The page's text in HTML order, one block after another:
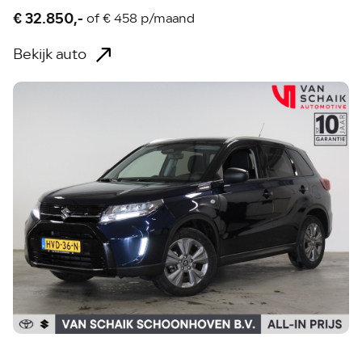
€ 32.850,- of€ 458 p/maand
Bekijk auto